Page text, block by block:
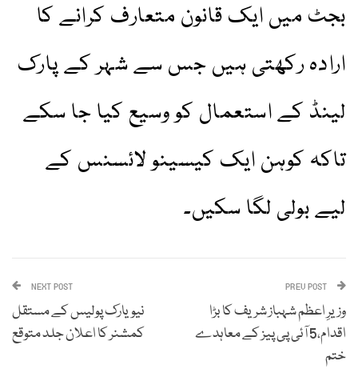
بجٹ میں ایک قانون متعارف کرانے کا
ارادہ رکھتی ہیں جس سے شہر کے پارک
لینڈ کے استعمال کو وسیع کیا جا سکے
تاکہ کوہن ایک کیسینو لائسنس کے
لیے بولی لگا سکیں۔
وزیرِ اعظم شہباز شریف کا بڑا
اقدام،5 آئی پی پیز کے معاہدے
ختم
NEXT POST
نیویارک پولیس کے مستقل
کمشنر کا اعلان جلد متوقع